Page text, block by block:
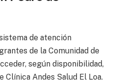
de atención
de la Comunidad de
según disponibilidad,
Andes Salud El Loa.